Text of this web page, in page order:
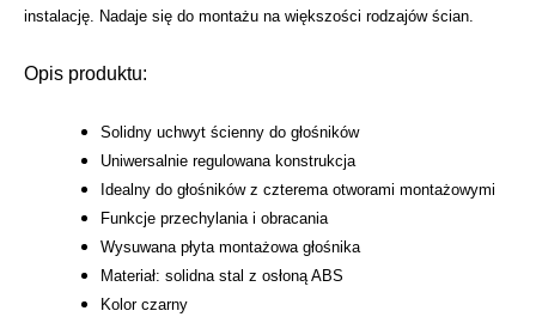
instalację. Nadaje się do montażu na większości rodzajów ścian.
Opis produktu:
Solidny uchwyt ścienny do głośników
Uniwersalnie regulowana konstrukcja
Idealny do głośników z czterema otworami montażowymi
Funkcje przechylania i obracania
Wysuwana płyta montażowa głośnika
Materiał: solidna stal z osłoną ABS
Kolor czarny